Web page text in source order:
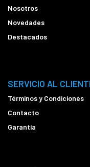
Nosotros
Novedades
Destacados
SERVICIO AL
Términos y Condiciones
Contacto
Garantía